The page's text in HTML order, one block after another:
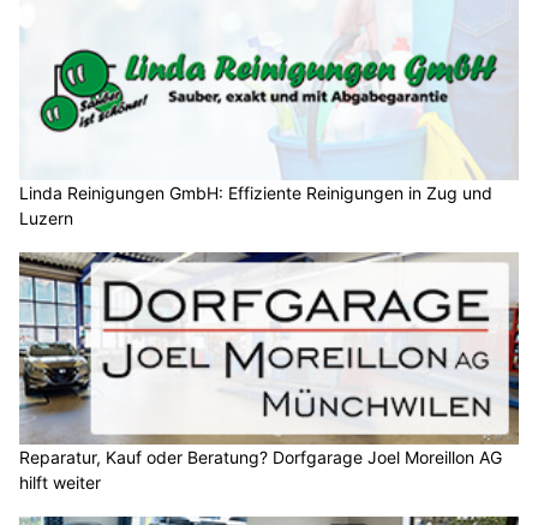
Linda Reinigungen GmbH: Effiziente Reinigungen in Zug und
Luzern
Reparatur, Kauf oder Beratung? Dorfgarage Joel Moreillon AG
hilft weiter